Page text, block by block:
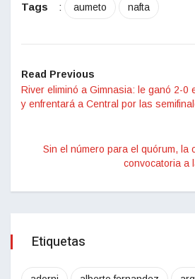
Tags : aumeto nafta
Read Previous
River eliminó a Gimnasia: le ganó 2-0
y enfrentará a Central por las
Sin el número para el quórum, la
convocatoria a
Etiquetas